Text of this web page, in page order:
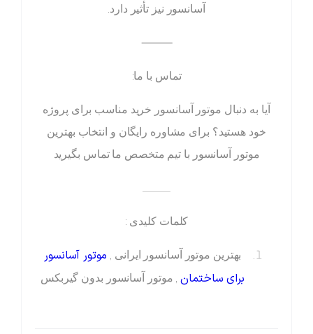
آسانسور نیز تأثیر دارد.
⸻
تماس با ما:
آیا به دنبال موتور آسانسور خرید مناسب برای پروژه
خود هستید؟ برای مشاوره رایگان و انتخاب بهترین
موتور آسانسور با تیم متخصص ما تماس بگیرید
کلمات کلیدی :
بهترین موتور آسانسور ایرانی , موتور آسانسور
برای ساختمان, موتور آسانسور بدون گیربکس